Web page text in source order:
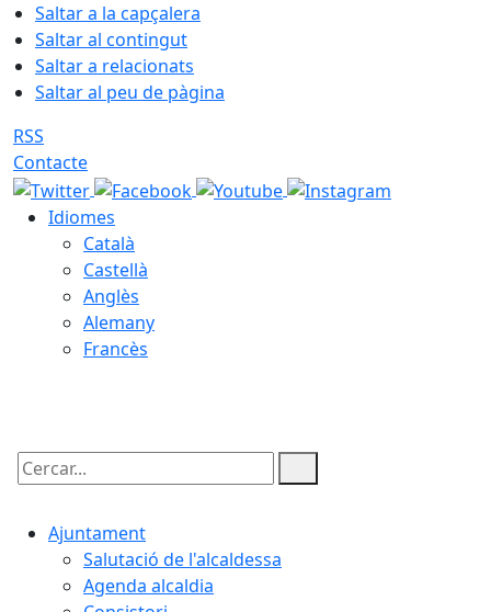
Saltar a la capçalera
Saltar al contingut
Saltar a relacionats
Saltar al peu de pàgina
RSS
Contacte
Idiomes
Català
Castellà
Anglès
Alemany
Francès
Cercar:
Ajuntament
Salutació de l'alcaldessa
Agenda alcaldia